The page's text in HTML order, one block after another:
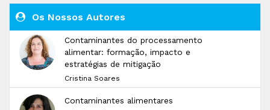
Os Nossos Autores
Contaminantes do processamento
alimentar: formação, impacto e
estratégias de mitigação
Cristina Soares
Contaminantes alimentares